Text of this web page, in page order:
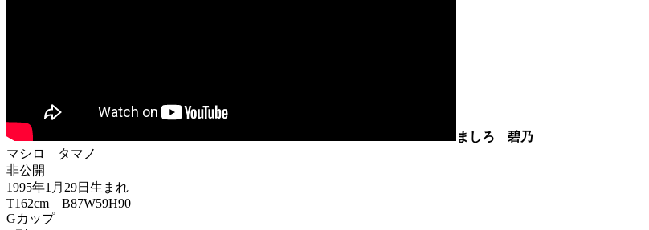
ましろ 碧乃
マシロ タマノ
非公開
1995年1月29日生まれ
T162cm B87W59H90
Gカップ